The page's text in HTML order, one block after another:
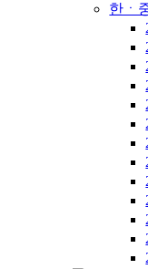
한ㆍ